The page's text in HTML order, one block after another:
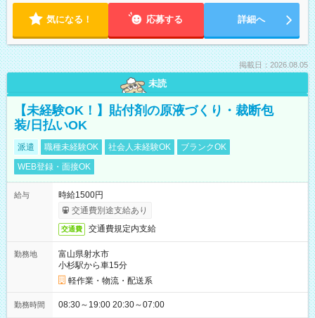
気になる！ 応募する 詳細へ
掲載日：2026.08.05
未読
【未経験OK！】貼付剤の原液づくり・裁断包
装/日払いOK
派遣 職種未経験OK 社会人未経験OK
ブランクOK
WEB登録・面接OK
給与
時給1500円
交通費別途支給あり
交通費 交通費規定内支給
勤務地
富山県射水市
小杉駅から車15分
軽作業・物流・配送系
勤務時間 08:30～19:00 20:30～07:00